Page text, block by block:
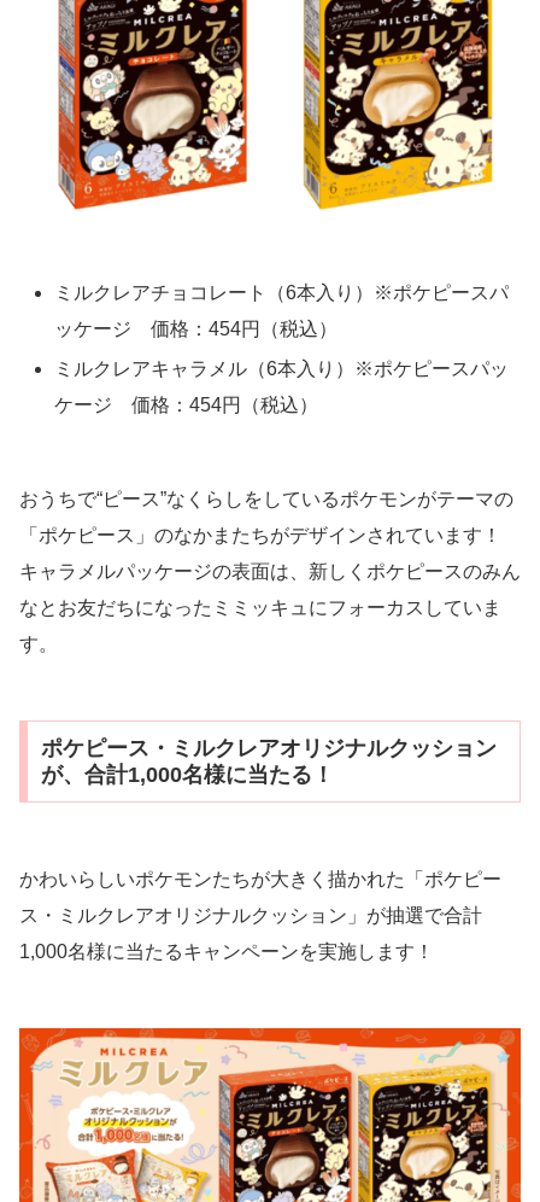
ミルクレアチョコレート（6本入り）※ポケピースパ
ッケージ 価格：454円（税込）
ミルクレアキャラメル（6本入り）※ポケピースパッ
ケージ 価格：454円（税込）
おうちで“ピース”なくらしをしているポケモンがテーマの
「ポケピース」のなかまたちがデザインされています！
キャラメルパッケージの表面は、新しくポケピースのみん
なとお友だちになったミミッキュにフォーカスしていま
す。
ポケピース・ミルクレアオリジナルクッション
が、合計1,000名様に当たる！
かわいらしいポケモンたちが大きく描かれた「ポケピー
ス・ミルクレアオリジナルクッション」が抽選で合計
1,000名様に当たるキャンペーンを実施します！